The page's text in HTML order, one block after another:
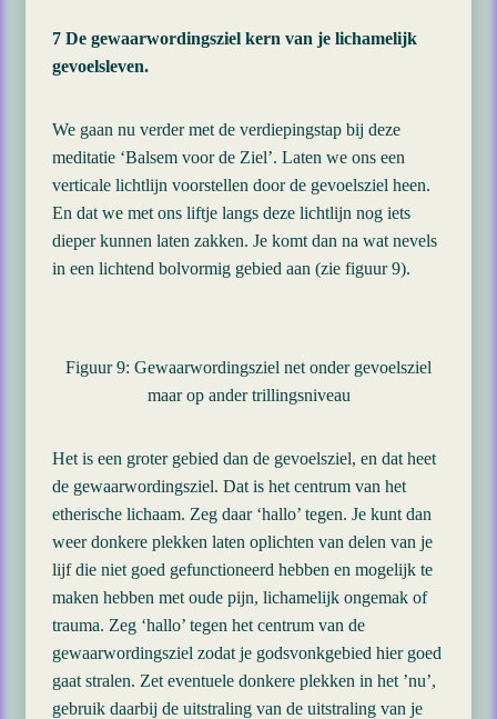
7 De gewaarwordingsziel kern van je lichamelijk
gevoelsleven.
We gaan nu verder met de verdiepingstap bij deze
meditatie ‘Balsem voor de Ziel’. Laten we ons een
verticale lichtlijn voorstellen door de gevoelsziel heen.
En dat we met ons liftje langs deze lichtlijn nog iets
dieper kunnen laten zakken. Je komt dan na wat nevels
in een lichtend bolvormig gebied aan (zie figuur 9).
Figuur 9: Gewaarwordingsziel net onder gevoelsziel
maar op ander trillingsniveau
Het is een groter gebied dan de gevoelsziel, en dat heet
de gewaarwordingsziel. Dat is het centrum van het
etherische lichaam. Zeg daar ‘hallo’ tegen. Je kunt dan
weer donkere plekken laten oplichten van delen van je
lijf die niet goed gefunctioneerd hebben en mogelijk te
maken hebben met oude pijn, lichamelijk ongemak of
trauma. Zeg ‘hallo’ tegen het centrum van de
gewaarwordingsziel zodat je godsvonkgebied hier goed
gaat stralen. Zet eventuele donkere plekken in het ’nu’,
gebruik daarbij de uitstraling van de uitstraling van je